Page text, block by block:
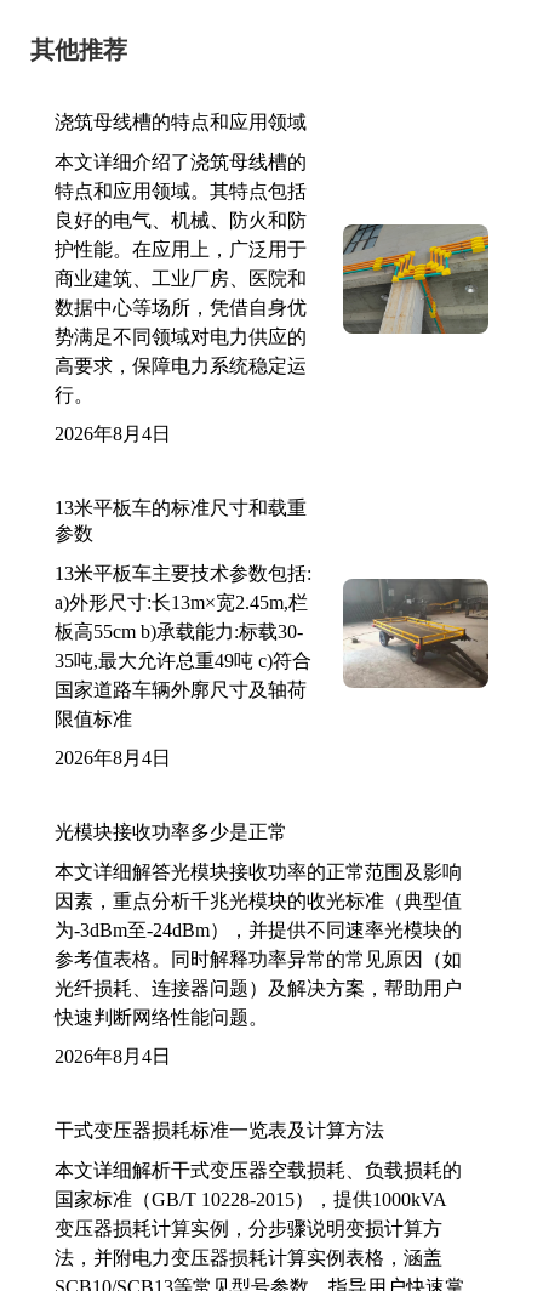
其他推荐
浇筑母线槽的特点和应用领域
本文详细介绍了浇筑母线槽的
特点和应用领域。其特点包括
良好的电气、机械、防火和防
护性能。在应用上，广泛用于
商业建筑、工业厂房、医院和
数据中心等场所，凭借自身优
势满足不同领域对电力供应的
高要求，保障电力系统稳定运
行。
2026年8月4日
13米平板车的标准尺寸和载重
参数
13米平板车主要技术参数包括:
a)外形尺寸:长13m×宽2.45m,栏
板高55cm b)承载能力:标载30-
35吨,最大允许总重49吨 c)符合
国家道路车辆外廓尺寸及轴荷
限值标准
2026年8月4日
光模块接收功率多少是正常
本文详细解答光模块接收功率的正常范围及影响
因素，重点分析千兆光模块的收光标准（典型值
为-3dBm至-24dBm），并提供不同速率光模块的
参考值表格。同时解释功率异常的常见原因（如
光纤损耗、连接器问题）及解决方案，帮助用户
快速判断网络性能问题。
2026年8月4日
干式变压器损耗标准一览表及计算方法
本文详细解析干式变压器空载损耗、负载损耗的
国家标准（GB/T 10228-2015），提供1000kVA
变压器损耗计算实例，分步骤说明变损计算方
法，并附电力变压器损耗计算实例表格，涵盖
SCB10/SCB13等常见型号参数，指导用户快速掌